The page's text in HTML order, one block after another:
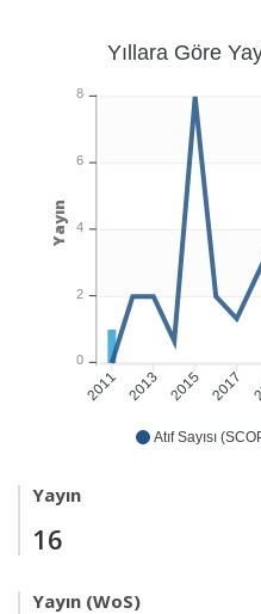
Atıf Sayısı
2011 2013 2015 2017
Yıllara Göre
8
6
4
2
0
Yayın
Yayın
16
Yayın (WoS)